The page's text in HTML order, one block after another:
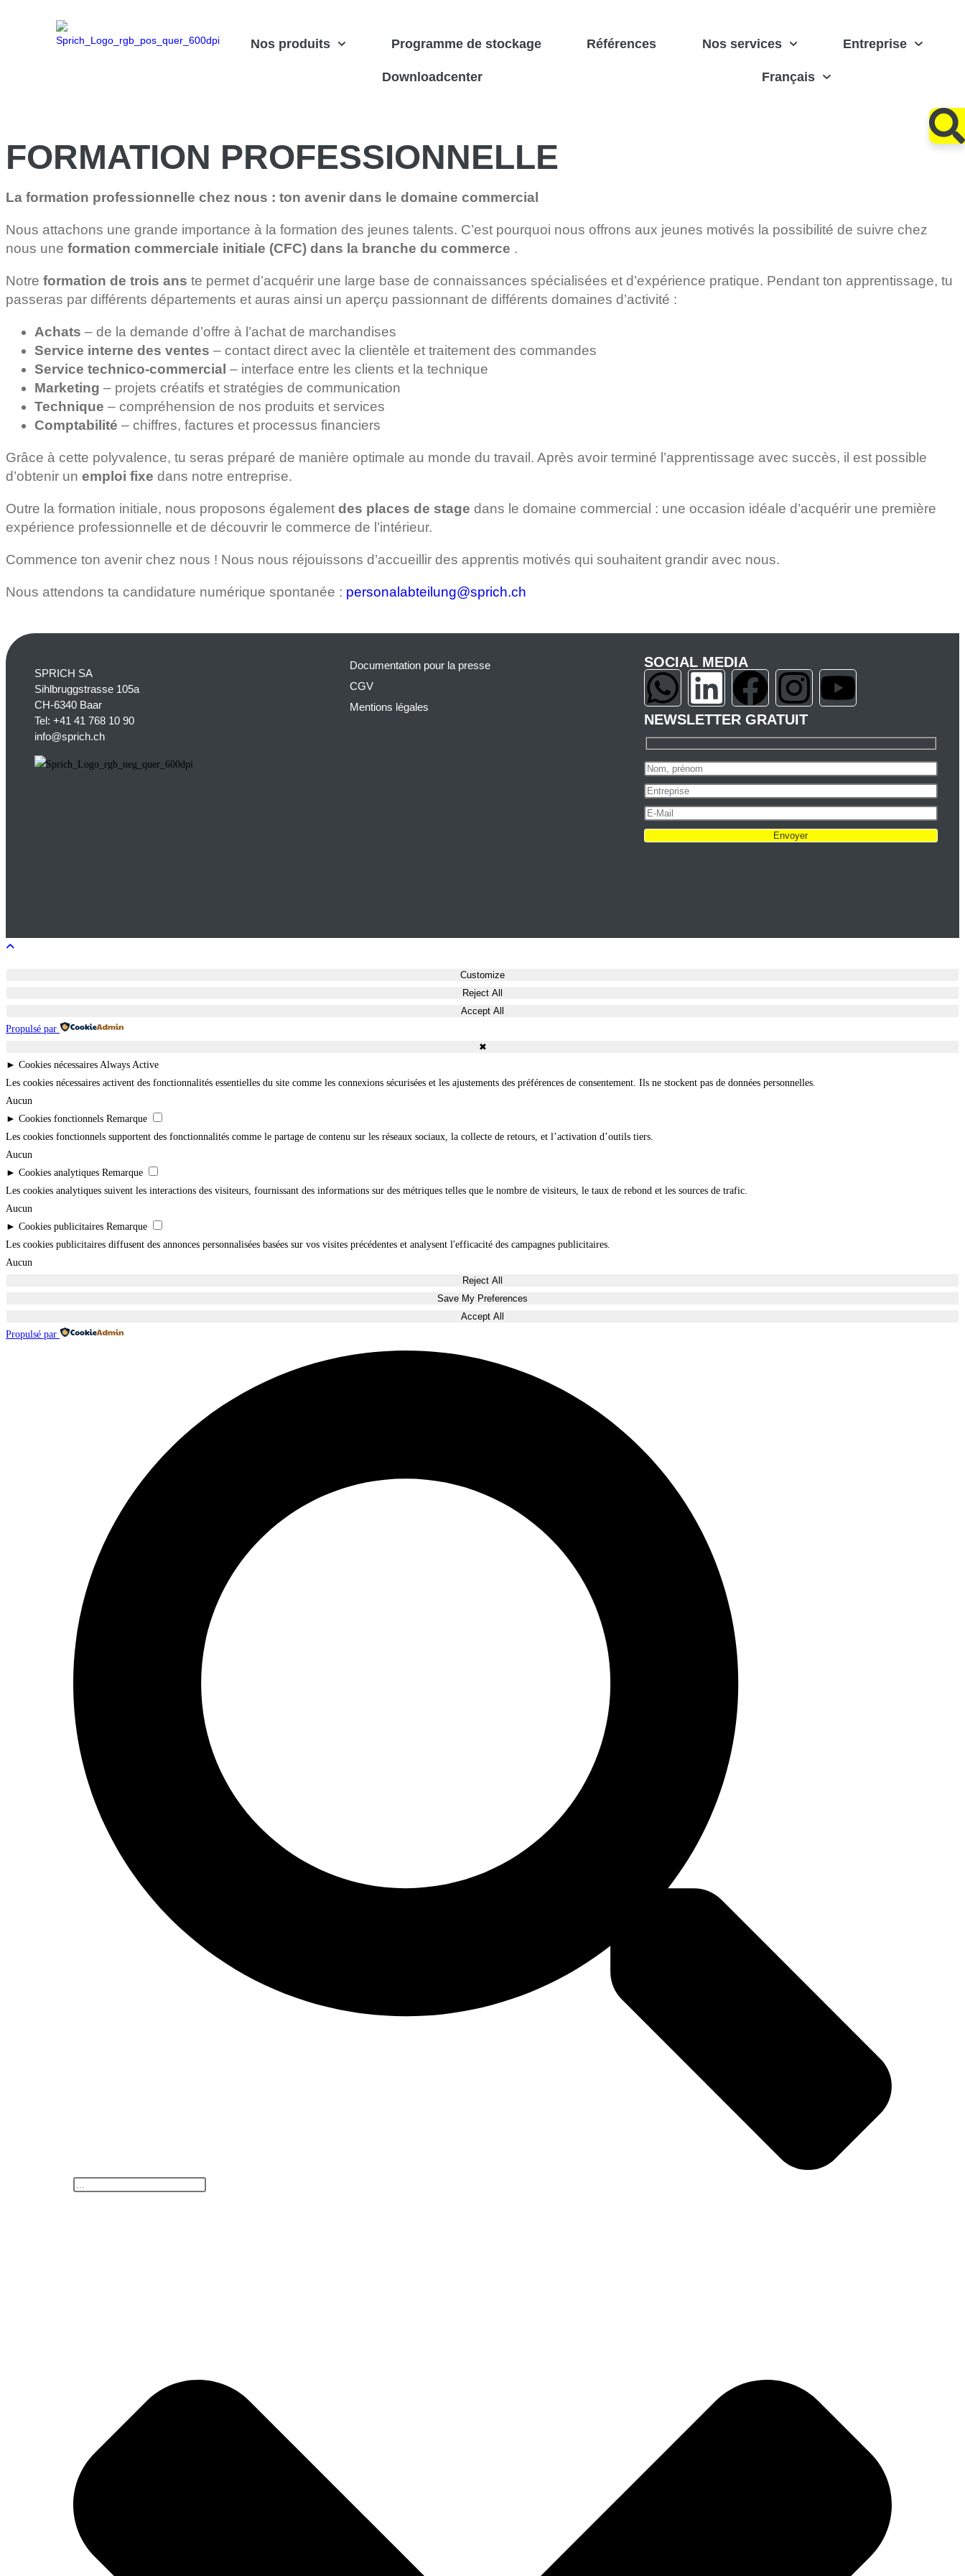
Nos produits Programme de stockage Références Nos services Entreprise
Downloadcenter Français
FORMATION PROFESSIONNELLE
La formation professionnelle chez nous : ton avenir dans le domaine commercial
Nous attachons une grande importance à la formation des jeunes talents. C’est pourquoi nous offrons aux jeunes motivés la possibilité de suivre chez
nous une formation commerciale initiale (CFC) dans la branche du commerce .
Notre formation de trois ans te permet d’acquérir une large base de connaissances spécialisées et d’expérience pratique. Pendant ton apprentissage, tu
passeras par différents départements et auras ainsi un aperçu passionnant de différents domaines d’activité :
Achats – de la demande d’offre à l’achat de marchandises
Service interne des ventes – contact direct avec la clientèle et traitement des commandes
Service technico-commercial – interface entre les clients et la technique
Marketing – projets créatifs et stratégies de communication
Technique – compréhension de nos produits et services
Comptabilité – chiffres, factures et processus financiers
Grâce à cette polyvalence, tu seras préparé de manière optimale au monde du travail. Après avoir terminé l’apprentissage avec succès, il est possible
d’obtenir un emploi fixe dans notre entreprise.
Outre la formation initiale, nous proposons également des places de stage dans le domaine commercial : une occasion idéale d’acquérir une première
expérience professionnelle et de découvrir le commerce de l’intérieur.
Commence ton avenir chez nous ! Nous nous réjouissons d’accueillir des apprentis motivés qui souhaitent grandir avec nous.
Nous attendons ta candidature numérique spontanée : personalabteilung@sprich.ch
SPRICH SA
Sihlbruggstrasse 105a
CH-6340 Baar
Tel: +41 41 768 10 90
info@sprich.ch
Documentation pour la presse
CGV
Mentions légales
SOCIAL MEDIA
NEWSLETTER GRATUIT
Customize
Reject All
Accept All
Propulsé par
✖
► Cookies nécessaires Always Active
Les cookies nécessaires activent des fonctionnalités essentielles du site comme les connexions sécurisées et les ajustements des préférences de consentement. Ils ne stockent pas de données personnelles.
Aucun
► Cookies fonctionnels Remarque
Les cookies fonctionnels supportent des fonctionnalités comme le partage de contenu sur les réseaux sociaux, la collecte de retours, et l’activation d’outils tiers.
Aucun
► Cookies analytiques Remarque
Les cookies analytiques suivent les interactions des visiteurs, fournissant des informations sur des métriques telles que le nombre de visiteurs, le taux de rebond et les sources de trafic.
Aucun
► Cookies publicitaires Remarque
Les cookies publicitaires diffusent des annonces personnalisées basées sur vos visites précédentes et analysent l'efficacité des campagnes publicitaires.
Aucun
Reject All
Save My Preferences
Accept All
Propulsé par